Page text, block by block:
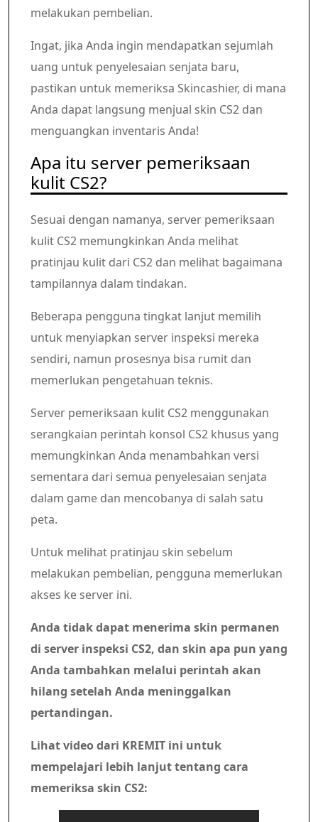
melakukan pembelian.
Ingat, jika Anda ingin mendapatkan sejumlah
uang untuk penyelesaian senjata baru,
pastikan untuk memeriksa Skincashier, di mana
Anda dapat langsung menjual skin CS2 dan
menguangkan inventaris Anda!
Apa itu server pemeriksaan
kulit CS2?
Sesuai dengan namanya, server pemeriksaan
kulit CS2 memungkinkan Anda melihat
pratinjau kulit dari CS2 dan melihat bagaimana
tampilannya dalam tindakan.
Beberapa pengguna tingkat lanjut memilih
untuk menyiapkan server inspeksi mereka
sendiri, namun prosesnya bisa rumit dan
memerlukan pengetahuan teknis.
Server pemeriksaan kulit CS2 menggunakan
serangkaian perintah konsol CS2 khusus yang
memungkinkan Anda menambahkan versi
sementara dari semua penyelesaian senjata
dalam game dan mencobanya di salah satu
peta.
Untuk melihat pratinjau skin sebelum
melakukan pembelian, pengguna memerlukan
akses ke server ini.
Anda tidak dapat menerima skin permanen
di server inspeksi CS2, dan skin apa pun yang
Anda tambahkan melalui perintah akan
hilang setelah Anda meninggalkan
pertandingan.
Lihat video dari KREMIT ini untuk
mempelajari lebih lanjut tentang cara
memeriksa skin CS2: